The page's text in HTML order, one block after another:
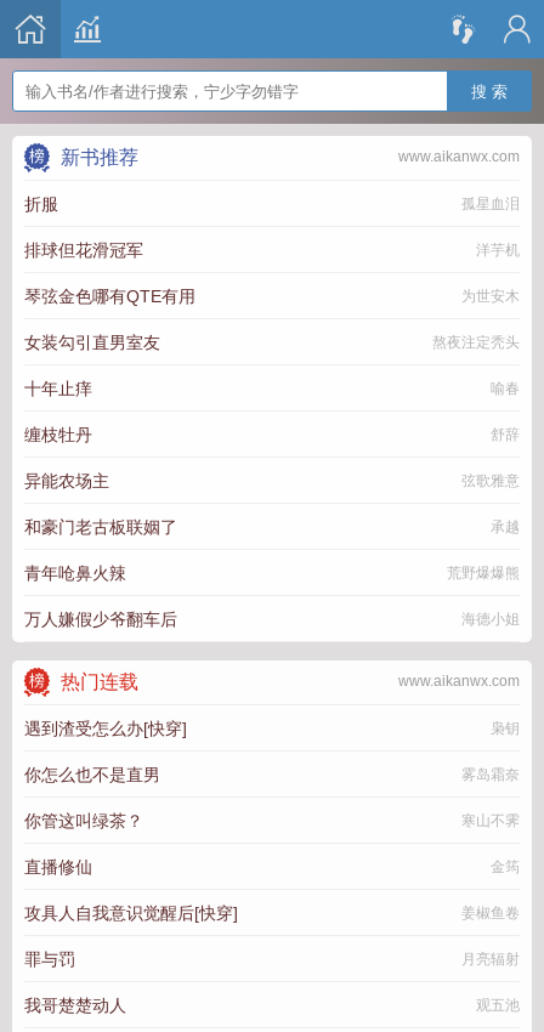
搜 索
www.aikanwx.com
新书推荐
折服 孤星血泪
排球但花滑冠军 洋芋机
琴弦金色哪有QTE有用 为世安木
女装勾引直男室友 熬夜注定秃头
十年止痒 喻春
缠枝牡丹 舒辞
异能农场主 弦歌雅意
和豪门老古板联姻了 承越
青年呛鼻火辣 荒野爆爆熊
万人嫌假少爷翻车后 海德小姐
www.aikanwx.com
热门连载
遇到渣受怎么办[快穿] 枭钥
你怎么也不是直男 雾岛霜奈
你管这叫绿茶？ 寒山不霁
直播修仙 金筠
攻具人自我意识觉醒后[快穿] 姜椒鱼卷
罪与罚 月亮辐射
我哥楚楚动人 观五池